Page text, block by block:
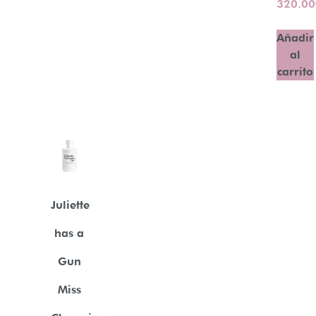
320.00
Añadir
al
carrito
Juliette
has a
Gun
Miss